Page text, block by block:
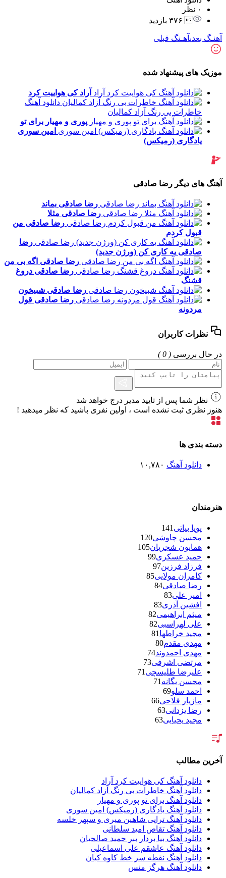
۰ نظر
۳۷۶ بازدید
آهنـگ بعدیآهـنگ قبلی
موزیک های پیشنهاد شده
آراد کی هواییت کرد
دانلود آهنگ
خاطرات بی رنگ آزاد کمالیان
پوری و مهیار برای تو
امین سوری
یادگاری (رمیکس)
آهنگ های دیگر رضا صادقی
رضا صادقی بماند
رضا صادقی مثلا
رضا صادقی من
قبول کردم
رضا
صادقی یه کاری کن (ورژن جدید)
رضا صادقی اگه بی من
رضا صادقی دروغ
قشنگ
رضا صادقی شبیخون
رضا صادقی قول
مردونه
نظرات کاربران
در حال بررسی ( 0 )
نظر شما پس از تایید مدیر درج خواهد شد
هنوز نظری ثبت نشده است ، اولین نفری باشید که نظر میدهید !
دسته بندی ها
دانلود آهنگ ۱۰,۷۸۰
هنرمندان
پویا بیاتی 141
محسن چاوشی120
همایون شجریان105
حمید عسکری99
فرزاد فرزین97
کامران مولایی85
رضا صادقی84
امیر علی83
افشین آذری83
میثم ابراهیمی82
علی لهراسبی82
مجید خراطها 81
مهدی مقدم80
مهدی احمدوند74
مرتضی اشرفی73
علیرضا طلیسچی 71
محسن یگانه 71
احمد سلو69
مازیار فلاحی66
رضا یزدانی63
مجید یحیایی63
فریدون آسرایی
محسن ابراهیم زاده
سامان جلیلی
حجت اشرف زاده54
پازل بند54
بهنام علمشاهی54
امید جهان52
علی عبدالمالکی50
احسان خواجه امیری50
محمد علیزاده50
محسن یاحقی46
علیرضا قربانی45
ماکان بند45
آخرین مطالب
دانلود آهنگ کی هواییت کرد آراد
دانلود آهنگ خاطرات بی رنگ آزاد کمالیان
دانلود آهنگ برای تو پوری و مهیار
دانلود آهنگ یادگاری (رمیکس) امین سوری
دانلود آهنگ تراپی شاهین میری و سپهر خلسه
دانلود آهنگ تقاص امید سلطانی
دانلود آهنگ بیا بردار ببر حمید صالحیان
دانلود آهنگ عاشقم علی اسماعیلی
دانلود آهنگ نقطه سر خط کاوه کیان
دانلود آهنگ هرگز منس